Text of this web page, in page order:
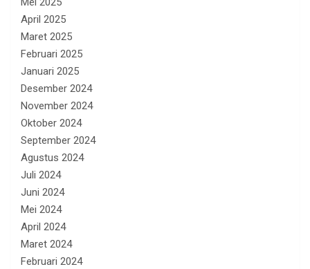
April 2025
Maret 2025
Februari 2025
Januari 2025
Desember 2024
November 2024
Oktober 2024
September 2024
Agustus 2024
Juli 2024
Juni 2024
Mei 2024
April 2024
Maret 2024
Februari 2024